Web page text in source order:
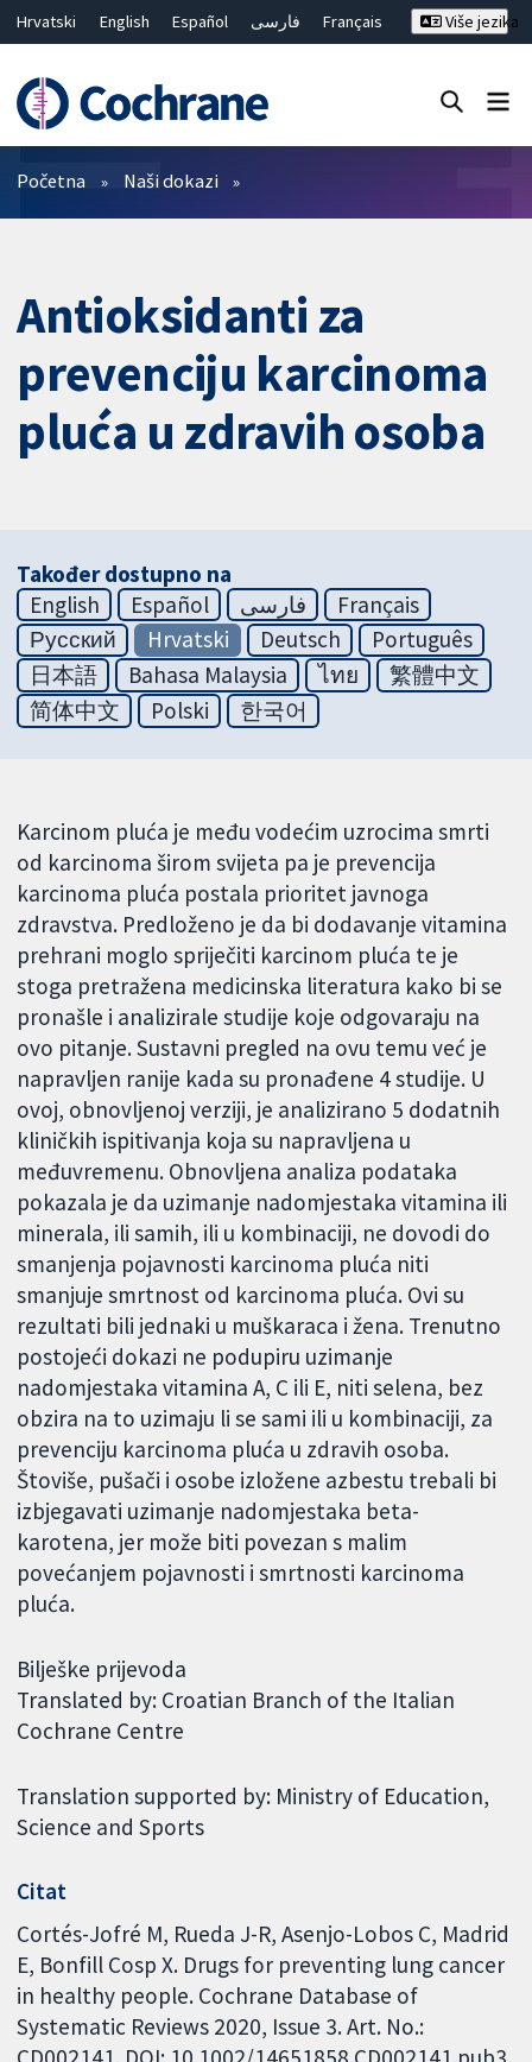
Hrvatski English Español فارسی
Français
繁體中文
简体中文
Više jezika
Prečistači
Početna Naši dokazi
Antioksidanti za
prevenciju karcinoma
pluća u zdravih osoba
Također dostupno na
English
Español فارسی
Français
Русский
Hrvatski Deutsch
Português
日本語
Bahasa Malaysia ไทย
繁體中文
简体中文
Polski 한국어
Karcinom pluća je među vodećim uzrocima smrti
od karcinoma širom svijeta pa je prevencija
karcinoma pluća postala prioritet javnoga
zdravstva. Predloženo je da bi dodavanje vitamina
prehrani moglo spriječiti karcinom pluća te je
stoga pretražena medicinska literatura kako bi se
pronašle i analizirale studije koje odgovaraju na
ovo pitanje. Sustavni pregled na ovu temu već je
napravljen ranije kada su pronađene 4 studije. U
ovoj, obnovljenoj verziji, je analizirano 5 dodatnih
kliničkih ispitivanja koja su napravljena u
međuvremenu. Obnovljena analiza podataka
pokazala je da uzimanje nadomjestaka vitamina ili
minerala, ili samih, ili u kombinaciji, ne dovodi do
smanjenja pojavnosti karcinoma pluća niti
smanjuje smrtnost od karcinoma pluća. Ovi su
rezultati bili jednaki u muškaraca i žena. Trenutno
postojeći dokazi ne podupiru uzimanje
nadomjestaka vitamina A, C ili E, niti selena, bez
obzira na to uzimaju li se sami ili u kombinaciji, za
prevenciju karcinoma pluća u zdravih osoba.
Štoviše, pušači i osobe izložene azbestu trebali bi
izbjegavati uzimanje nadomjestaka beta-
karotena, jer može biti povezan s malim
povećanjem pojavnosti i smrtnosti karcinoma
pluća.
Bilješke prijevoda
Translated by: Croatian Branch of the Italian
Cochrane Centre
Translation supported by: Ministry of Education,
Science and Sports
Citat
Cortés-Jofré M, Rueda J-R, Asenjo-Lobos C, Madrid
E, Bonfill Cosp X. Drugs for preventing lung cancer
in healthy people. Cochrane Database of
Systematic Reviews 2020, Issue 3. Art. No.: